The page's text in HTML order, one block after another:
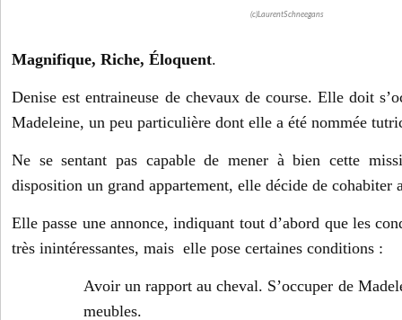
(c)LaurentSchneegans
Magnifique, Riche, Éloquent.
Denise est entraineuse de chevaux de course. Elle doit
Madeleine, un peu particulière dont elle a été nommée
Ne se sentant pas capable de mener à bien cette
disposition un grand appartement, elle décide de cohabiter
Elle passe une annonce, indiquant tout d’abord que les
très inintéressantes, mais elle pose certaines conditions :
Avoir un rapport au cheval. S’occuper de
meubles.